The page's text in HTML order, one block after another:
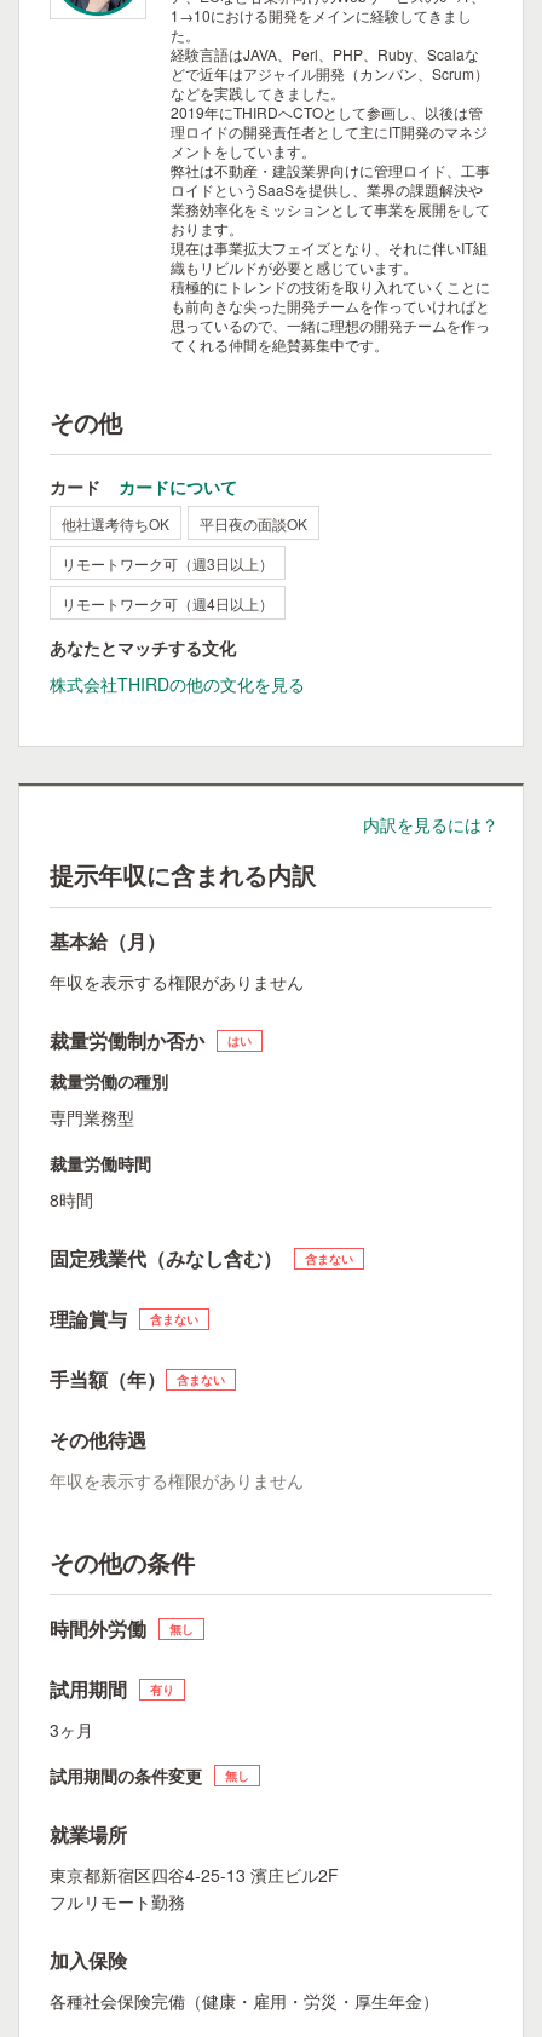
1→10における開発をメインに経験してきまし
た。
経験言語はJAVA、Perl、PHP、Ruby、Scalaな
どで近年はアジャイル開発（カンバン、Scrum）
などを実践してきました。
2019年にTHIRDへCTOとして参画し、以後は管
理ロイドの開発責任者として主にIT開発のマネジ
メントをしています。
弊社は不動産・建設業界向けに管理ロイド、工事
ロイドというSaaSを提供し、業界の課題解決や
業務効率化をミッションとして事業を展開をして
おります。
現在は事業拡大フェイズとなり、それに伴いIT組
織もリビルドが必要と感じています。
積極的にトレンドの技術を取り入れていくことに
も前向きな尖った開発チームを作っていければと
思っているので、一緒に理想の開発チームを作っ
てくれる仲間を絶賛募集中です。
その他
カード カードについて
他社選考待ちOK
平日夜の面談OK
リモートワーク可（週3日以上）
リモートワーク可（週4日以上）
あなたとマッチする文化
株式会社THIRDの他の文化を見る
内訳を見るには？
提示年収に含まれる内訳
基本給（月）
年収を表示する権限がありません
裁量労働制か否か はい
裁量労働の種別
専門業務型
裁量労働時間
8時間
固定残業代（みなし含む） 含まない
理論賞与 含まない
手当額（年） 含まない
その他待遇
年収を表示する権限がありません
その他の条件
時間外労働 無し
試用期間 有り
3ヶ月
試用期間の条件変更
無し
就業場所
東京都新宿区四谷4-25-13 濱庄ビル2F
フルリモート勤務
加入保険
各種社会保険完備（健康・雇用・労災・厚生年金）